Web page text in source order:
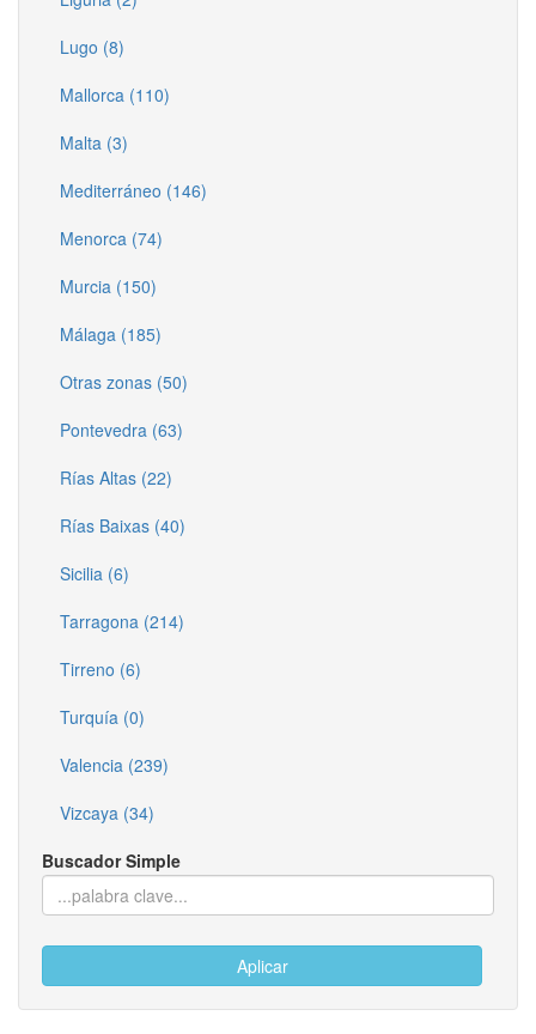
Lugo (8)
Mallorca (110)
Malta (3)
Mediterráneo (146)
Menorca (74)
Murcia (150)
Málaga (185)
Otras zonas (50)
Pontevedra (63)
Rías Altas (22)
Rías Baixas (40)
Sicilia (6)
Tarragona (214)
Tirreno (6)
Turquía (0)
Valencia (239)
Vizcaya (34)
Buscador Simple
Aplicar